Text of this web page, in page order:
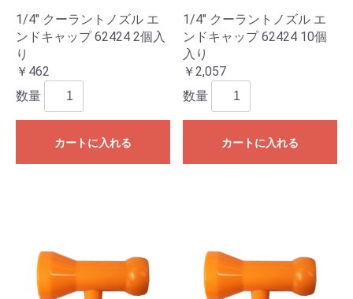
1/4" クーラントノズル エ
ンドキャップ 62424 2個入
り
￥462
数量
カートに入れる
1/4" クーラントノズル エ
ンドキャップ 62424 10個
入り
￥2,057
数量
カートに入れる